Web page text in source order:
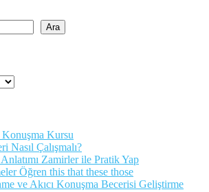
Ara
Kursu
Nasıl Çalışmalı?
Zamirler ile Pratik Yap
Öğren this that these those
ve Akıcı Konuşma Becerisi Geliştirme